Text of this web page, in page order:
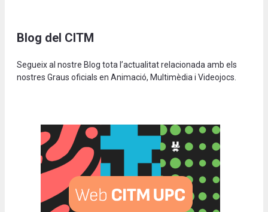
Blog del CITM
Segueix al nostre Blog tota l’actualitat relacionada amb els
nostres Graus oficials en Animació, Multimèdia i Videojocs.